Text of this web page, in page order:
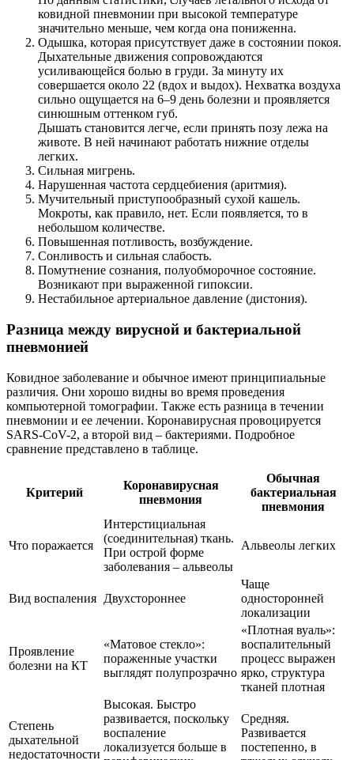
ковидной пневмонии при высокой температуре
значительно меньше, чем когда она пониженна.
Одышка, которая присутствует даже в состоянии покоя.
Дыхательные движения сопровождаются
усиливающейся болью в груди. За минуту их
совершается около 22 (вдох и выдох). Нехватка воздуха
сильно ощущается на 6–9 день болезни и проявляется
синюшным оттенком губ.
Дышать становится легче, если принять позу лежа на
животе. В ней начинают работать нижние отделы
легких.
Сильная мигрень.
Нарушенная частота сердцебиения (аритмия).
Мучительный приступообразный сухой кашель.
Мокроты, как правило, нет. Если появляется, то в
небольшом количестве.
Повышенная потливость, возбуждение.
Сонливость и сильная слабость.
Помутнение сознания, полуобморочное состояние.
Возникают при выраженной гипоксии.
Нестабильное артериальное давление (дистония).
Разница между вирусной и бактериальной
пневмонией
Ковидное заболевание и обычное имеют принципиальные
различия. Они хорошо видны во время проведения
компьютерной томографии. Также есть разница в течении
пневмонии и ее лечении. Коронавирусная провоцируется
SARS-CoV-2, а второй вид – бактериями. Подробное
сравнение представлено в таблице.
Критерий
Коронавирусная
пневмония
Обычная
бактериальная
пневмония
Что поражается
Интерстициальная
(соединительная) ткань.
При острой форме
заболевания – альвеолы
Альвеолы легких
Вид воспаления Двухстороннее
Чаще
односторонней
локализации
Проявление
болезни на КТ
«Матовое стекло»:
пораженные участки
выглядят полупрозрачно
«Плотная вуаль»:
воспалительный
процесс выражен
ярко, структура
тканей плотная
Степень
дыхательной
недостаточности
Высокая. Быстро
развивается, поскольку
воспаление
локализуется больше в
Средняя.
Развивается
постепенно, в